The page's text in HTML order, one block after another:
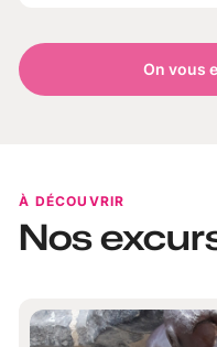
On vous
À DÉCOUVRIR
Nos